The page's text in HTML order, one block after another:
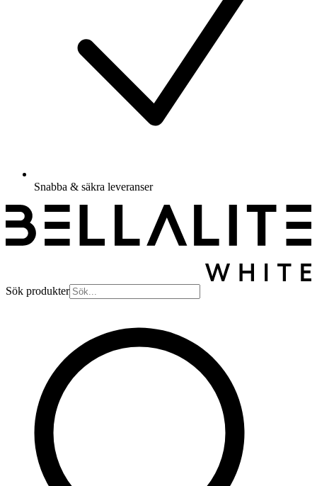
Snabba & säkra leveranser
Sök produkter